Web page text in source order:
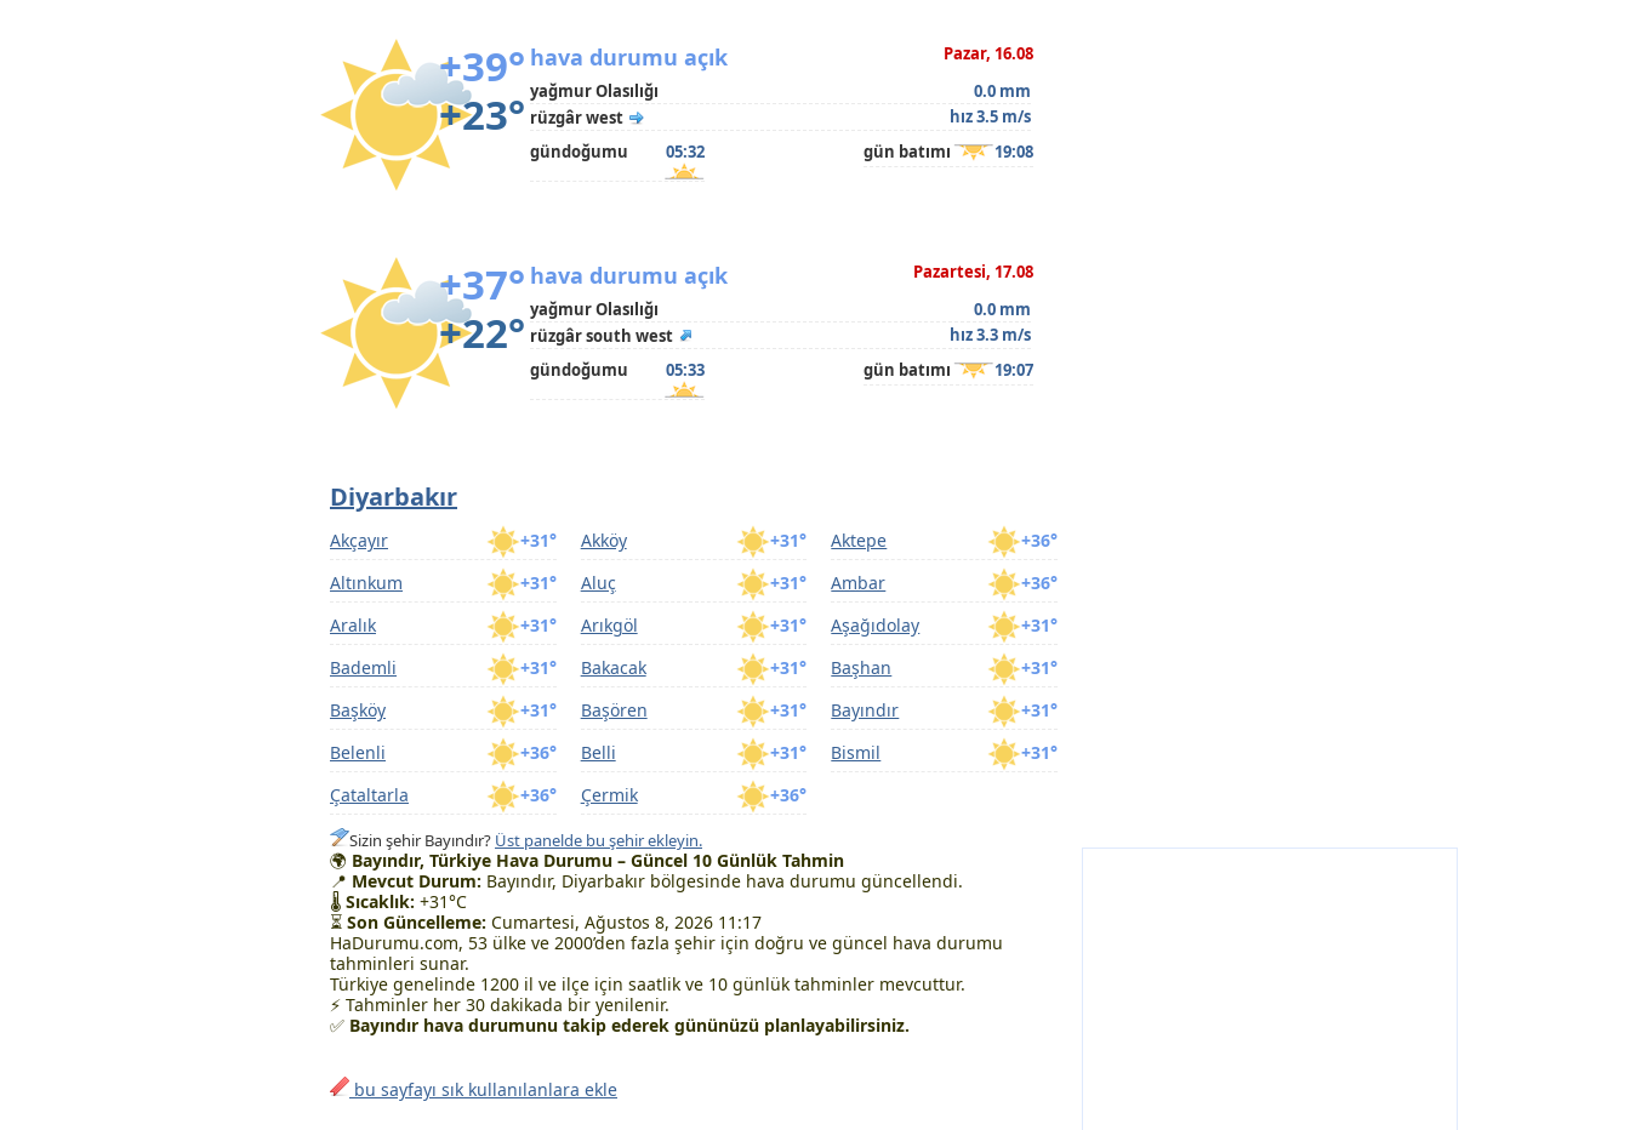
+39°
+23°
Pazar, 16.08
hava durumu açık
yağmur Olasılığı
0.0 mm
rüzgâr west
hız 3.5 m/s
gündoğumu
05:32 gün batımı 19:08
+37°
+22°
Pazartesi, 17.08
hava durumu açık
yağmur Olasılığı
0.0 mm
rüzgâr south west
hız 3.3 m/s
gündoğumu
05:33 gün batımı 19:07
Diyarbakır
+31°
Akçayır +31°
Akköy +36°
Aktepe
+31°
Altınkum +31°
Aluç +36°
Ambar
+31°
Aralık +31°
Arıkgöl +31°
Aşağıdolay
+31°
Bademli +31°
Bakacak +31°
Başhan
+31°
Başköy +31°
Başören +31°
Bayındır
+36°
Belenli +31°
Belli +31°
Bismil
+36°
Çataltarla +36°
Çermik
Sizin şehir Bayındır? Üst panelde bu şehir ekleyin.
🌍 Bayındır, Türkiye Hava Durumu – Güncel 10 Günlük Tahmin
📍 Mevcut Durum: Bayındır, Diyarbakır bölgesinde hava durumu güncellendi.
🌡 Sıcaklık: +31°C
⏳ Son Güncelleme: Cumartesi, Ağustos 8, 2026 11:17
HaDurumu.com, 53 ülke ve 2000’den fazla şehir için doğru ve güncel hava durumu
tahminleri sunar.
Türkiye genelinde 1200 il ve ilçe için saatlik ve 10 günlük tahminler mevcuttur.
⚡ Tahminler her 30 dakikada bir yenilenir.
✅ Bayındır hava durumunu takip ederek gününüzü planlayabilirsiniz.
bu sayfayı sık kullanılanlara ekle